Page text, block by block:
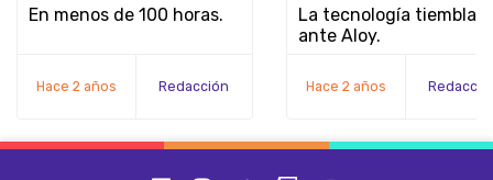
En menos de 100 horas.
Hace 2 años Redacción
¿REALIDAD O SIMPLE
DESEO?
La tecnología tiembla
ante Aloy.
Hace 2 años